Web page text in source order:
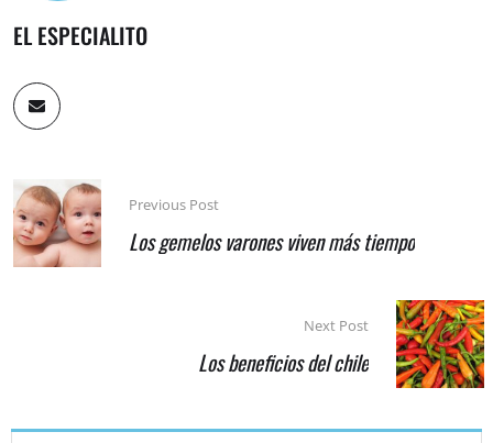
EL ESPECIALITO
Previous Post
Los gemelos varones viven más tiempo
Next Post
Los beneficios del chile